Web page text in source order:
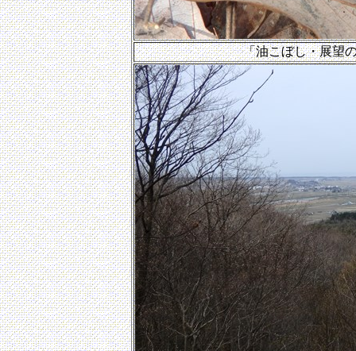
「油こぼし・展望